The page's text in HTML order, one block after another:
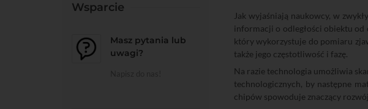
Jak wyjaśniają naukowcy, w
informacji o odległości obiektu od
który wykorzystuje do pomiaru
także jego częstotliwość i fazę.
Na razie technologia umożliwia
technologicznych, by następne
chipów spowoduje znaczący
Wsparcie
Masz pytania lub
uwagi?